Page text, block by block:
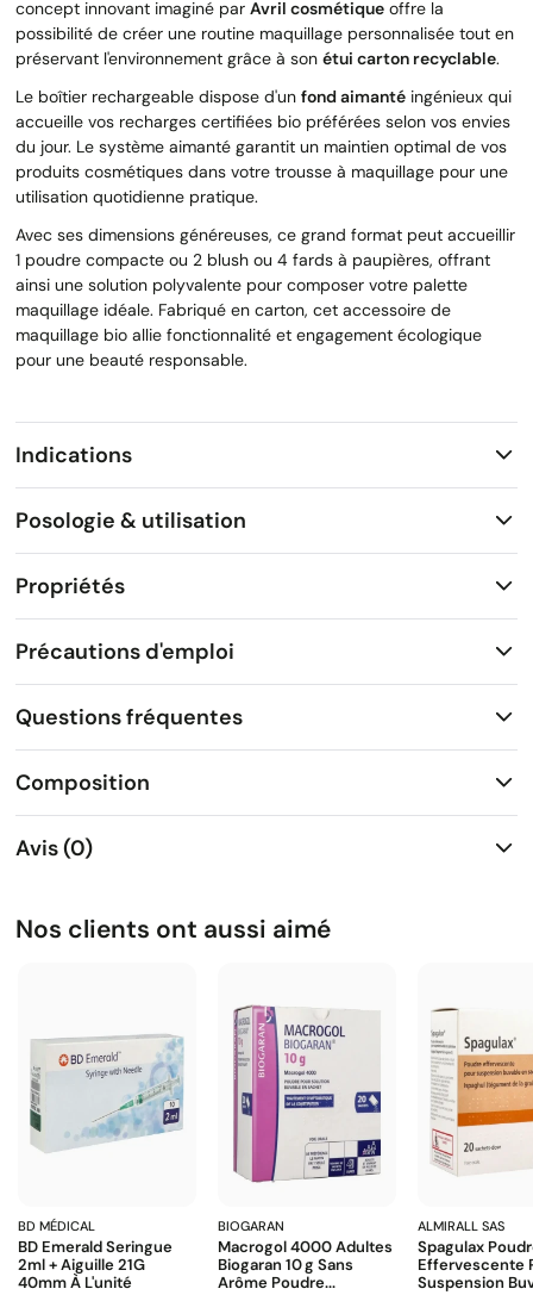
concept innovant imaginé par Avril cosmétique offre la
possibilité de créer une routine maquillage personnalisée tout en
préservant l'environnement grâce à son étui carton recyclable.
Le boîtier rechargeable dispose d'un fond aimanté ingénieux qui
accueille vos recharges certifiées bio préférées selon vos envies
du jour. Le système aimanté garantit un maintien optimal de vos
produits cosmétiques dans votre trousse à maquillage pour une
utilisation quotidienne pratique.
Avec ses dimensions généreuses, ce grand format peut accueillir
1 poudre compacte ou 2 blush ou 4 fards à paupières, offrant
ainsi une solution polyvalente pour composer votre palette
maquillage idéale. Fabriqué en carton, cet accessoire de
maquillage bio allie fonctionnalité et engagement écologique
pour une beauté responsable.
Indications
Posologie & utilisation
Propriétés
Précautions d'emploi
Questions fréquentes
Composition
Avis (0)
Nos clients ont aussi aimé
BD MÉDICAL
BD Emerald Seringue
2ml + Aiguille 21G
40mm À L'unité
BIOGARAN
Macrogol 4000 Adultes
Biogaran 10 G Sans
Arôme Poudre...
ALMIRALL SAS
Spagulax
Effervescente
Suspension